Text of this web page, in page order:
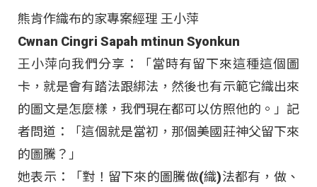
熊肯作織布的家專案經理 王小萍
Cwnan Cingri Sapah mtinun Syonkun
王小萍向我們分享：「當時有留下來這種這個圖
卡，就是會有踏法跟綁法，然後也有示範它織出來
的圖文是怎麼樣，我們現在都可以仿照他的。」記
者問道：「這個就是當初，那個美國莊神父留下來
的圖騰？」
她表示：「對！留下來的圖騰做(織)法都有，做、